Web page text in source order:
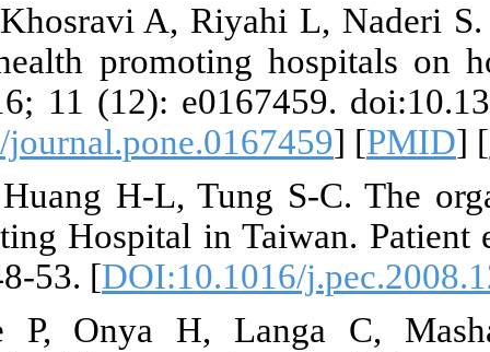
22. Amiri
standards
PloS one.
[
23. Lin Y-
Health
24.